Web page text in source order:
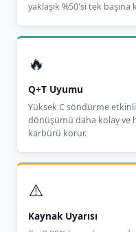
yaklaşık %50'si tek
🔥
Q+T Uyumu
Yüksek C söndürme
dönüşümü daha kolay ve
karbürü korur.
⚠️
Kaynak Uyarısı